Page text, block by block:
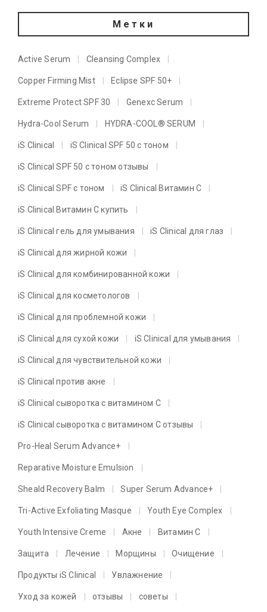
Метки
Active Serum Cleansing Complex
Copper Firming Mist Eclipse SPF 50+
Extreme Protect SPF 30 Genexc Serum
Hydra-Cool Serum HYDRA-COOL® SERUM
iS Clinical iS Clinical SPF 50 с тоном
iS Clinical SPF 50 с тоном отзывы
iS Clinical SPF с тоном iS Clinical Витамин C
iS Clinical Витамин C купить
iS Clinical гель для умывания iS Clinical для глаз
iS Clinical для жирной кожи
iS Clinical для комбинированной кожи
iS Clinical для косметологов
iS Clinical для проблемной кожи
iS Clinical для сухой кожи iS Clinical для умывания
iS Clinical для чувствительной кожи
iS Clinical против акне
iS Clinical сыворотка с витамином C
iS Clinical сыворотка с витамином C отзывы
Pro-Heal Serum Advance+
Reparative Moisture Emulsion
Sheald Recovery Balm Super Serum Advance+
Tri-Active Exfoliating Masque Youth Eye Complex
Youth Intensive Creme Акне Витамин C
Защита Лечение Морщины Очищение
Продукты iS Clinical Увлажнение
Уход за кожей отзывы советы